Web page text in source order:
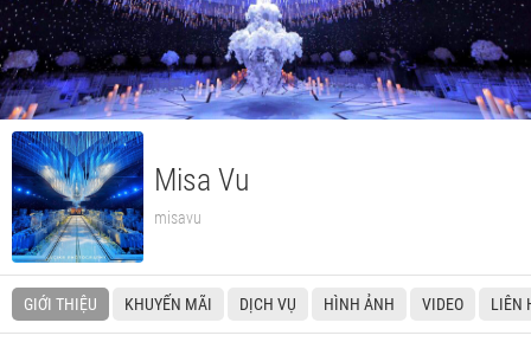
Misa Vu
misavu
GIỚI THIỆU KHUYẾN MÃI DỊCH VỤ HÌNH ẢNH VIDEO LIÊN